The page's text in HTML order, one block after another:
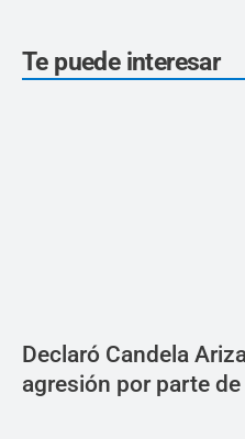
Te puede interesar
Declaró Candela
agresión por parte